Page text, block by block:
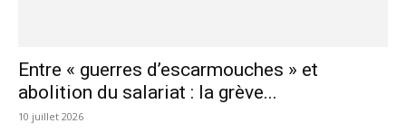
Entre « guerres d’escarmouches » et
abolition du salariat : la grève...
10 juillet 2026